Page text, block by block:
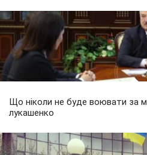
Що ніколи не буде воювати за
лукашенко